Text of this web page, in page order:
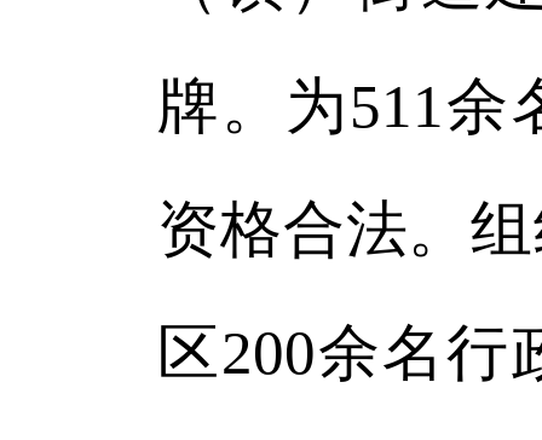
牌。为511
资格合法。
区200余名